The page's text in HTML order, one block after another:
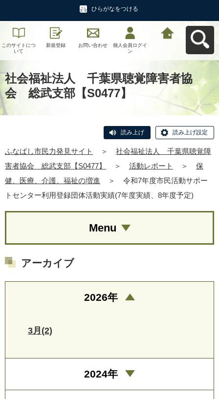
ひらがなをつける
このサイトにつ
いて
新規登録 お問い合わせ
個人会員ログイ
ン
社会福祉法人 千葉県聴覚障害者協
会 総武支部【S0477】
読み上げ 読み上げ設定
ふなばし市民力発見サイト ＞
社会福祉法人 千葉県聴覚障
害者協会 総武支部【S0477】
＞ 活動レポート ＞
保
健、医療、介護、福祉の増進
＞
令和7年度市民活動サポー
トセンター利用登録団体活動実績(7年度実績、8年度予定)
Menu
アーカイブ
2026年
3月(2)
2024年